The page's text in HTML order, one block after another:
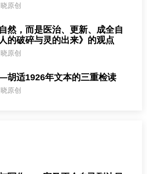
原创
然，而是医治、更新、成全自
破碎与灵的出来》的观点
原创
适1926年文本的三重检读
原创